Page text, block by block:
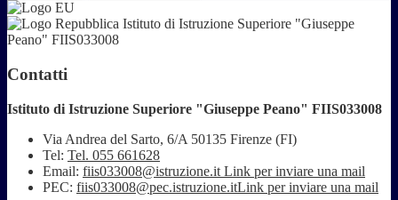
Istituto di Istruzione Superiore "Giuseppe
Peano" FIIS033008
Contatti
Istituto di Istruzione Superiore "Giuseppe Peano" FIIS033008
Via Andrea del Sarto, 6/A 50135 Firenze (FI)
Tel: Tel. 055 661628
Email: fiis033008@istruzione.it Link per inviare una mail
PEC: fiis033008@pec.istruzione.itLink per inviare una mail